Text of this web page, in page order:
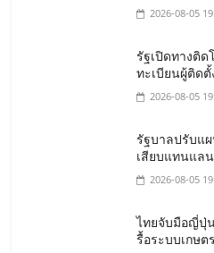
2026-08-05
รัฐเปิดทางติ
ทะเบียนผู้ติดตั้
2026-08-05
รัฐบาลปรับแ
เสียบแทนแล
2026-08-05
ไทยจับมือญี่ปุ่
รื้อระบบเกษต